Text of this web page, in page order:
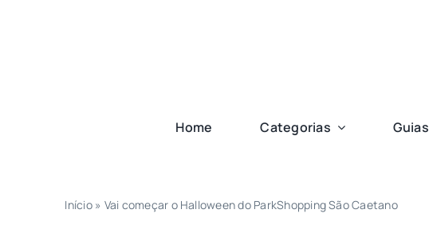
Home Categorias Guias
Início» Vai começar o Halloween do ParkShopping São Caetano